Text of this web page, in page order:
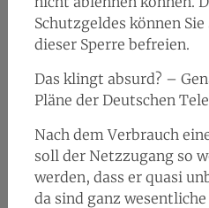
Schutzgeldes können
dieser Sperre befreien.
Das klingt absurd? –
Pläne der Deutschen
Nach dem Verbrauch
soll der Netzzugang so
werden, dass er quasi
da sind ganz